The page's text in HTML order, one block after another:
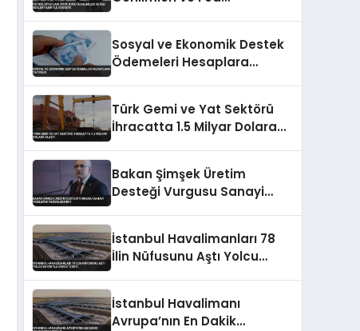
Sosyal ve Ekonomik Destek
Ödemeleri Hesaplara
Türk Gemi ve Yat Sektörü
İhracatta 1.5 Milyar Dolara
Bakan Şimşek Üretim
Desteği Vurgusu Sanayi
İstanbul Havalimanları 78
İlin Nüfusunu Aştı Yolcu
İstanbul Havalimanı
Avrupa’nın En Dakik